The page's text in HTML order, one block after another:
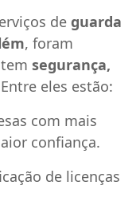
de guarda
, foram
segurança,
eles estão:
com mais
confiança.
de licenças